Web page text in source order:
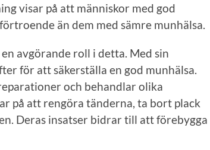
visar på att människor med god
än dem med sämre munhälsa.
avgörande roll i detta. Med sin
för att säkerställa en god munhälsa.
och behandlar olika
på att rengöra tänderna, ta bort plack
Deras insatser bidrar till att förebygga